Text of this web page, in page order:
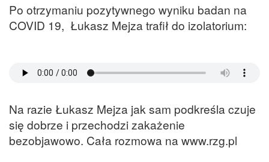
Po otrzymaniu pozytywnego wyniku badan na
COVID 19, Łukasz Mejza trafił do izolatorium:
Na razie Łukasz Mejza jak sam podkreśla czuje
się dobrze i przechodzi zakażenie
bezobjawowo. Cała rozmowa na www.rzg.pl